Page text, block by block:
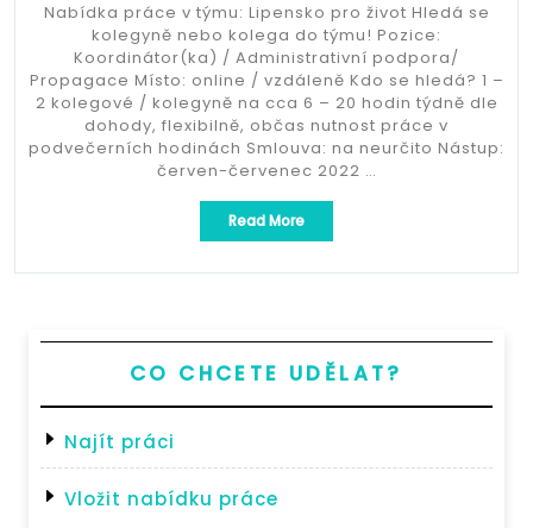
Nabídka práce v týmu: Lipensko pro život Hledá se
kolegyně nebo kolega do týmu! Pozice:
Koordinátor(ka) / Administrativní podpora/
Propagace Místo: online / vzdáleně Kdo se hledá? 1 –
2 kolegové / kolegyně na cca 6 – 20 hodin týdně dle
dohody, flexibilně, občas nutnost práce v
podvečerních hodinách Smlouva: na neurčito Nástup:
červen-červenec 2022 …
Read More„Nabídka
práce
život“
CO CHCETE UDĚLAT?
Najít práci
Vložit nabídku práce